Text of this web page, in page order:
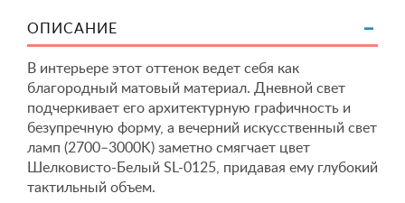
ОПИСАНИЕ
В интерьере этот оттенок ведет себя как
благородный матовый материал. Дневной свет
подчеркивает его архитектурную графичность и
безупречную форму, а вечерний искусственный свет
ламп (2700–3000K) заметно смягчает цвет
Шелковисто-Белый SL-0125, придавая ему глубокий
тактильный объем.